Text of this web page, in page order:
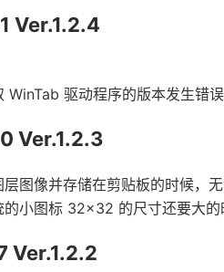
Ver.1.2.4
WinTab 驱动程序的版本发生错
Ver.1.2.3
图像并存储在剪贴板的时候，
小图标 32×32 的尺寸还要大的
Ver.1.2.2